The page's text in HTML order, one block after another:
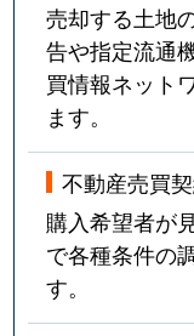
売却する土地
告や指定流通
買情報ネット
ます。
不動産売買
購入希望者が
で各種条件の
す。